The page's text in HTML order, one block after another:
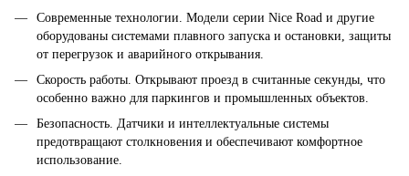
Современные технологии. Модели серии Nice Road и другие
оборудованы системами плавного запуска и остановки, защиты
от перегрузок и аварийного открывания.
Скорость работы. Открывают проезд в считанные секунды, что
особенно важно для паркингов и промышленных объектов.
Безопасность. Датчики и интеллектуальные системы
предотвращают столкновения и обеспечивают комфортное
использование.